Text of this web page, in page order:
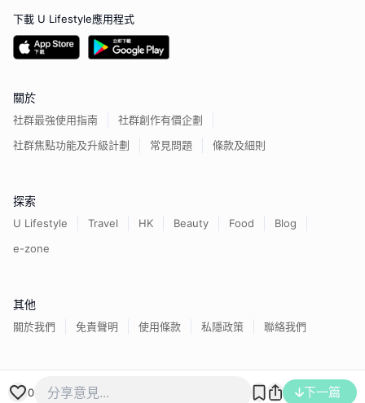
0 下一篇
下載 U Lifestyle應用程式
關於
社群最強使用指南
社群創作有價企劃
社群焦點功能及升級計劃
常見問題 條款及細則
探索
U Lifestyle Travel HK Beauty Food
Blog
e-zone
其他
關於我們 免責聲明 使用條款 私隱政策 聯絡我們
香港經濟日報版權所有©